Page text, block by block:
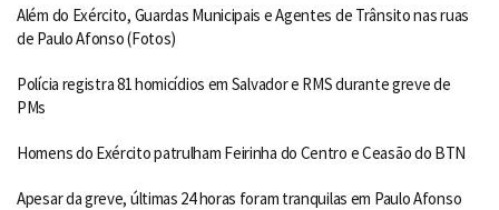
Além do Exército, Guardas Municipais e Agentes de Trânsito nas ruas
de Paulo Afonso (Fotos)
Polícia registra 81 homicídios em Salvador e RMS durante greve de
PMs
Homens do Exército patrulham Feirinha do Centro e Ceasão do BTN
Apesar da greve, últimas 24 horas foram tranquilas em Paulo Afonso